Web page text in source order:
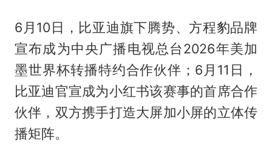
6月10日，比亚迪旗下腾势、方程豹品牌
宣布成为中央广播电视总台2026年美加
墨世界杯转播特约合作伙伴；6月11日，
比亚迪官宣成为小红书该赛事的首席合作
伙伴，双方携手打造大屏加小屏的立体传
播矩阵。